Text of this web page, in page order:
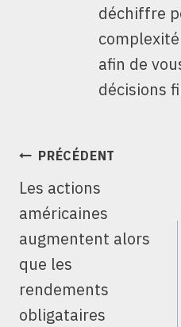
déchiffre
afin de
décisions
NAVIGATION
L’ARTICLE
PRÉCÉDENT
Les actions
américaines
augmentent alors
que les
rendements
obligataires